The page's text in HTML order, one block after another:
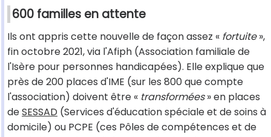
600 familles en attente
Ils ont appris cette nouvelle de façon assez « fortuite»,
fin octobre 2021, via l'Afiph (Association familiale de
l'Isère pour personnes handicapées). Elle explique que
près de 200 places d'IME (sur les 800 que compte
l'association) doivent être « transformées» en places
deSESSAD (Services d'éducation spéciale et de soins à
domicile) ou PCPE (ces Pôles de compétences et de